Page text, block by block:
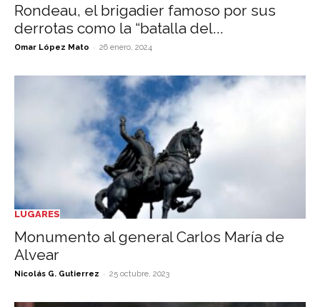
Rondeau, el brigadier famoso por sus
derrotas como la “batalla del...
Omar López Mato - 26 enero, 2024
LUGARES
Monumento al general Carlos María de
Alvear
Nicolás G. Gutierrez - 25 octubre, 2023